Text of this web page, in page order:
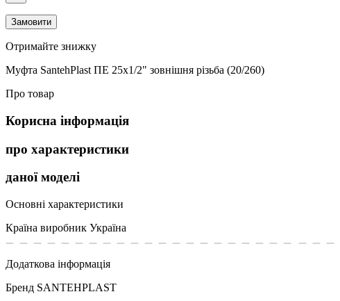
Замовити
Отримайте знижку
Муфта SantehPlast ПЕ 25х1/2" зовнішня різьба (20/260)
Про товар
Корисна інформація
про характеристики
даної моделі
Основні характеристики
Країна виробник Україна
Додаткова інформація
Бренд SANTEHPLAST